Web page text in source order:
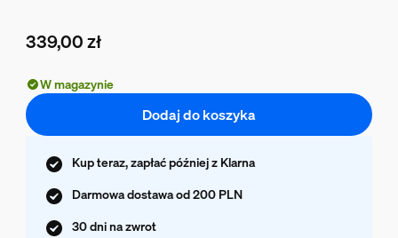
339,00 zł
W magazynie
Dodaj do koszyka
Kup teraz, zapłać później z Klarna
Darmowa dostawa od 200 PLN
30 dni na zwrot